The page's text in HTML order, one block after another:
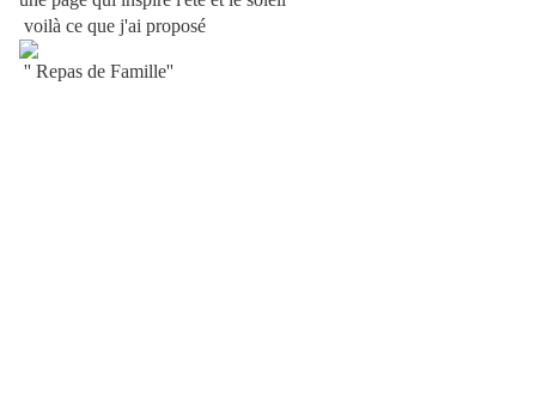
voilà ce que j'ai proposé
'' Repas de Famille''